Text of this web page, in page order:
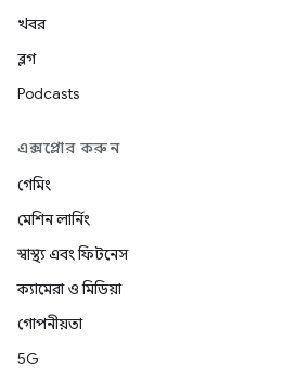
খবর
ব্লগ
Podcasts
এক্সপ্লোর করুন
গেমিং
মেশিন লার্নিং
স্বাস্থ্য এবং ফিটনেস
ক্যামেরা ও মিডিয়া
গোপনীয়তা
5G